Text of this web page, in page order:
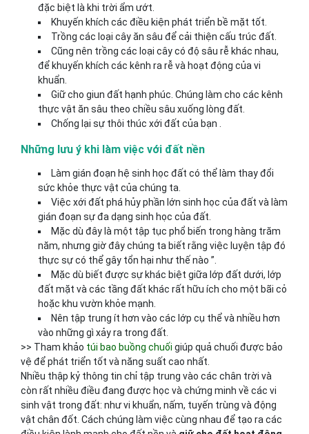
đặc biệt là khi trời ẩm ướt.
Khuyến khích các điều kiện phát triển bề mặt tốt.
Trồng các loại cây ăn sâu để cải thiện cấu trúc đất.
Cũng nên trồng các loại cây có độ sâu rễ khác nhau,
để khuyến khích các kênh ra rễ và hoạt động của vi
khuẩn.
Giữ cho giun đất hạnh phúc. Chúng làm cho các kênh
thực vật ăn sâu theo chiều sâu xuống lòng đất.
Chống lại sự thôi thúc xới đất của bạn .
Những lưu ý khi làm việc với đất nền
Làm gián đoạn hệ sinh học đất có thể làm thay đổi
sức khỏe thực vật của chúng ta.
Việc xới đất phá hủy phần lớn sinh học của đất và làm
gián đoạn sự đa dạng sinh học của đất.
Mặc dù đây là một tập tục phổ biến trong hàng trăm
năm, nhưng giờ đây chúng ta biết rằng việc luyện tập đó
thực sự có thể gây tổn hại như thế nào ”.
Mặc dù biết được sự khác biệt giữa lớp đất dưới, lớp
đất mặt và các tầng đất khác rất hữu ích cho một bãi cỏ
hoặc khu vườn khỏe mạnh.
Nên tập trung ít hơn vào các lớp cụ thể và nhiều hơn
vào những gì xảy ra trong đất.
>> Tham khảo túi bao buồng chuối giúp quả chuối được bảo
vệ để phát triển tốt và năng suất cao nhất.
Nhiều thập kỷ thông tin chỉ tập trung vào các chân trời và
còn rất nhiều điều đang được học và chứng minh về các vi
sinh vật trong đất: như vi khuẩn, nấm, tuyến trùng và động
vật chân đốt. Cách chúng làm việc cùng nhau để tạo ra các